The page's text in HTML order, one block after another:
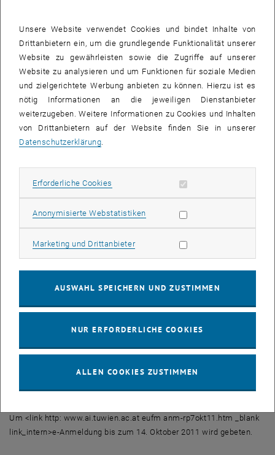
Programm:
13:00 Uhr s.t.: Begrüßung der TeilnehmerInnen
DI Siegfried HUEMER, Leiter des EU-Forschungssupports
13:15 Uhr: Antragstellung eines Marie Curie Initial Training
Network (ITN), Innovative Doctoral Programmes (IDP) & European
Industrial Doctorates (EID)
Mag. Therese Lindahl, Nationale Kontaktstelle PEOPLE (FFG-EIP)
Exchange Scheme (IRSES)
Mag. Therese Lindahl, Nationale Kontaktstelle PEOPLE (FFG-EIP
15:00 Uhr: Pause
15:30 Uhr: Antragstellung eines Marie Curie Industry-Academia
Partnerships and Pathways (IAPP)
Mag. Ann-Christin Kehrberg, EU-Forschungssupport
Mag. Ann-Christin Kehrberg, EU-Forschungssupport
Moderation: DI Siegfried HUEMER, EU-Forschungssupport
Um <link http: www.ai.tuwien.ac.at eufm anm-rp7okt11.htm _blank
link_intern>e-Anmeldung bis zum 14. Oktober 2011 wird gebeten.
Unsere Website verwendet Cookies und bindet Inhalte von
Drittanbietern ein, um die grundlegende Funktionalität unserer
Website zu gewährleisten sowie die Zugriffe auf unserer
Website zu analysieren und um Funktionen für soziale Medien
und zielgerichtete Werbung anbieten zu können. Hierzu ist es
nötig Informationen an die jeweiligen Dienstanbieter
weiterzugeben. Weitere Informationen zu Cookies und Inhalten
von Drittanbietern auf der Website finden Sie in unserer
Datenschutzerklärung.
Erforderliche Cookies Erforderliche Cookies zulassen
Anonymisierte WebstatistikenStatistik Cookies zulassen
Marketing und DrittanbieterMarketing Cookies zulassen
AUSWAHL SPEICHERN UND ZUSTIMMEN
NUR ERFORDERLICHE COOKIES
ALLEN COOKIES ZUSTIMMEN